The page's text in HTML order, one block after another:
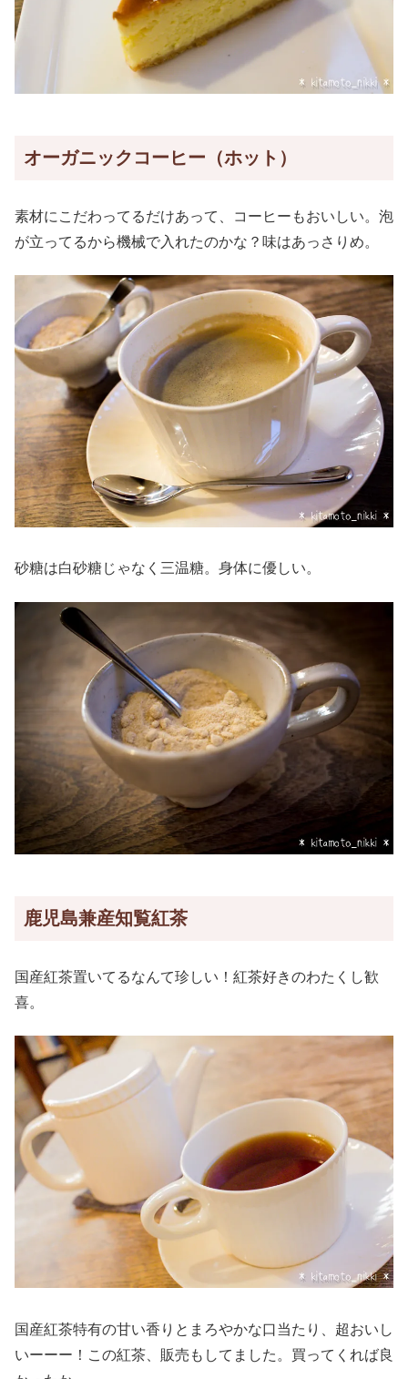
オーガニックコーヒー（ホット）
素材にこだわってるだけあって、コーヒーもおいしい。泡
が立ってるから機械で入れたのかな？味はあっさりめ。
砂糖は白砂糖じゃなく三温糖。身体に優しい。
鹿児島兼産知覧紅茶
国産紅茶置いてるなんて珍しい！紅茶好きのわたくし歓
喜。
国産紅茶特有の甘い香りとまろやかな口当たり、超おいし
いーーー！この紅茶、販売もしてました。買ってくれば良